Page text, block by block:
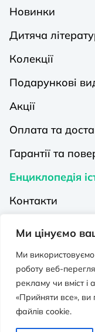
Ми цінуємо
Ми
роботу веб-
рекламу чи вміст
«Прийняти все»,
файлів cookie.
Новинки
Дитяча
Колекції
Подарункові
Акції
Оплата та
Гарантії та
Енциклопедія
Контакти
Видавництва на
Політика
Публічна